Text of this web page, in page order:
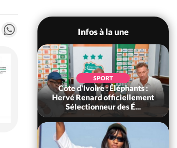
MessengerWhatsApp
Infos à la une
SPORT
Côte d'Ivoire : Éléphants :
Hervé Renard officiellement
Sélectionneur des É...